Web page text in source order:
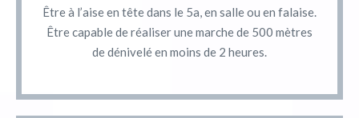
Être à l’aise en tête dans le 5a, en salle ou en falaise.
Être capable de réaliser une marche de 500 mètres
de dénivelé en moins de 2 heures.